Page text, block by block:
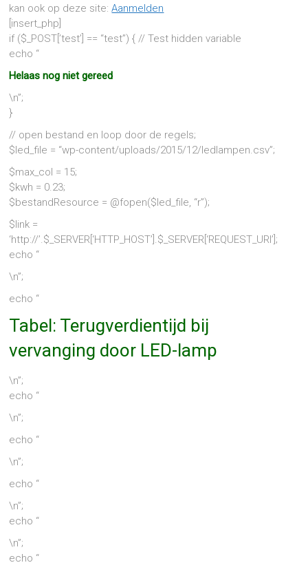
kan ook op deze site:Aanmelden
[insert_php]
if ($_POST[’test’] == “test”) { // Test hidden variable
echo “
Helaas nog niet gereed
\n”;
}
// open bestand en loop door de regels;
$led_file = “wp-content/uploads/2015/12/ledlampen.csv”;
$max_col = 15;
$kwh = 0.23;
$bestandResource = @fopen($led_file, “r”);
$link =
‘http://’.$_SERVER[‘HTTP_HOST’].$_SERVER[‘REQUEST_URI’];
echo “
\n”;
echo “
Tabel: Terugverdientijd bij
vervanging door LED-lamp
\n”;
echo “
\n”;
echo “
\n”;
echo “
\n”;
echo “
\n”;
echo “